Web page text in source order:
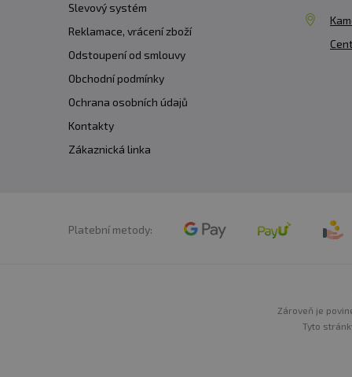
Slevový systém
Reklamace, vrácení zboží
Odstoupení od smlouvy
Obchodní podmínky
Ochrana osobních údajů
Kontakty
Zákaznická linka
Platební metody:
Zároveň je
Tyto